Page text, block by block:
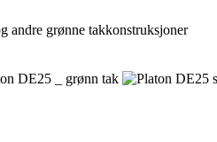
andre grønne takkonstruksjoner